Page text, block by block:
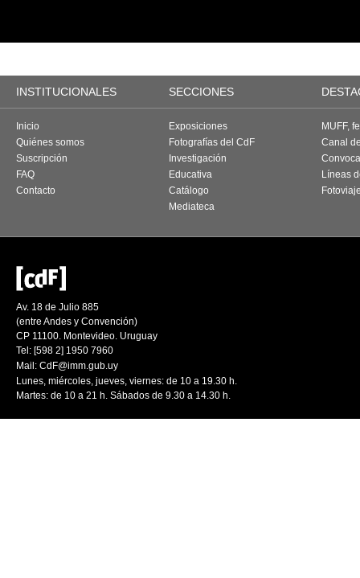
INSTITUCIONALES SECCIONES
Inicio
Quiénes somos
Suscripción
FAQ
Contacto
Exposiciones
Fotografías del CdF
Investigación
Educativa
Catálogo
Mediateca
MUFF,
Canal
Líneas
Av. 18 de Julio 885
(entre Andes y Convención)
CP 11100. Montevideo. Uruguay
Tel: [598 2] 1950 7960
Mail: CdF@imm.gub.uy
Lunes, miércoles, jueves, viernes: de 10 a 19.30 h.
Martes: de 10 a 21 h. Sábados de 9.30 a 14.30 h.